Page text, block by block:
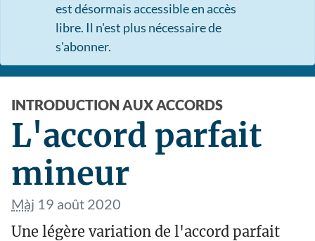
est désormais accessible en accès
libre. Il n'est plus nécessaire de
s'abonner.
INTRODUCTION AUX ACCORDS
L'accord parfait
mineur
Màj 19 août 2020
Une légère variation de l'accord parfait